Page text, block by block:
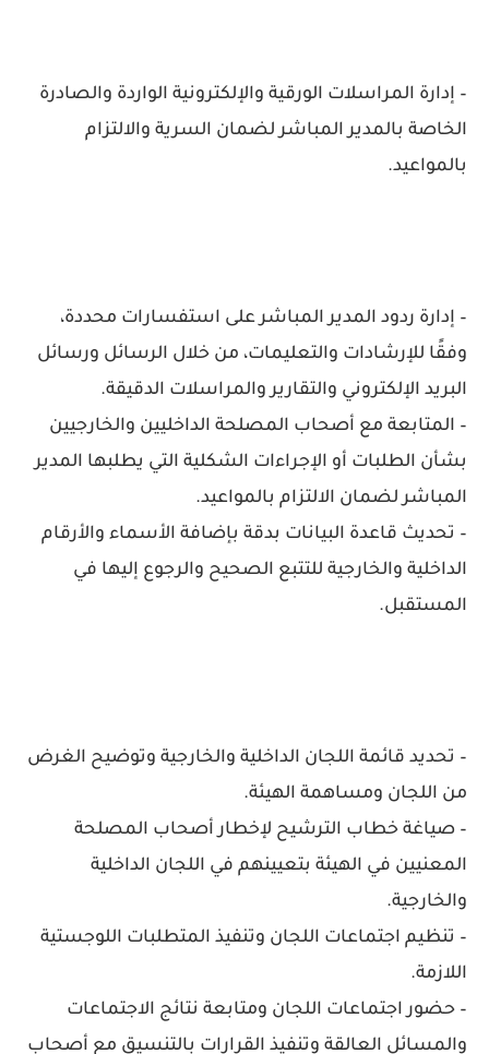
– إدارة المراسلات الورقية والإلكترونية الواردة والصادرة
الخاصة بالمدير المباشر لضمان السرية والالتزام
بالمواعيد.
– إدارة ردود المدير المباشر على استفسارات محددة،
وفقًا للإرشادات والتعليمات، من خلال الرسائل ورسائل
البريد الإلكتروني والتقارير والمراسلات الدقيقة.
– المتابعة مع أصحاب المصلحة الداخليين والخارجيين
بشأن الطلبات أو الإجراءات الشكلية التي يطلبها المدير
المباشر لضمان الالتزام بالمواعيد.
– تحديث قاعدة البيانات بدقة بإضافة الأسماء والأرقام
الداخلية والخارجية للتتبع الصحيح والرجوع إليها في
المستقبل.
– تحديد قائمة اللجان الداخلية والخارجية وتوضيح الغرض
من اللجان ومساهمة الهيئة.
– صياغة خطاب الترشيح لإخطار أصحاب المصلحة
المعنيين في الهيئة بتعيينهم في اللجان الداخلية
والخارجية.
– تنظيم اجتماعات اللجان وتنفيذ المتطلبات اللوجستية
اللازمة.
– حضور اجتماعات اللجان ومتابعة نتائج الاجتماعات
والمسائل العالقة وتنفيذ القرارات بالتنسيق مع أصحاب